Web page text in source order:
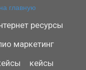
ресурсы
маркетинг
кейсы